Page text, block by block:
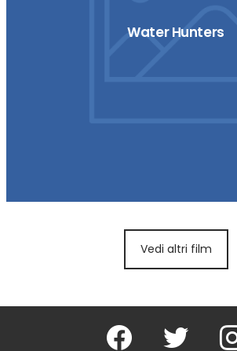
Water Hunters
Vedi altri film
Facebook Twitter